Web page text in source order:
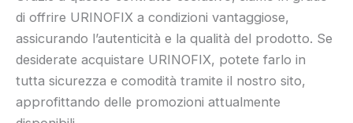
di offrire URINOFIX a condizioni vantaggiose,
assicurando l’autenticità e la qualità del prodotto. Se
desiderate acquistare URINOFIX, potete farlo in
tutta sicurezza e comodità tramite il nostro sito,
approfittando delle promozioni attualmente